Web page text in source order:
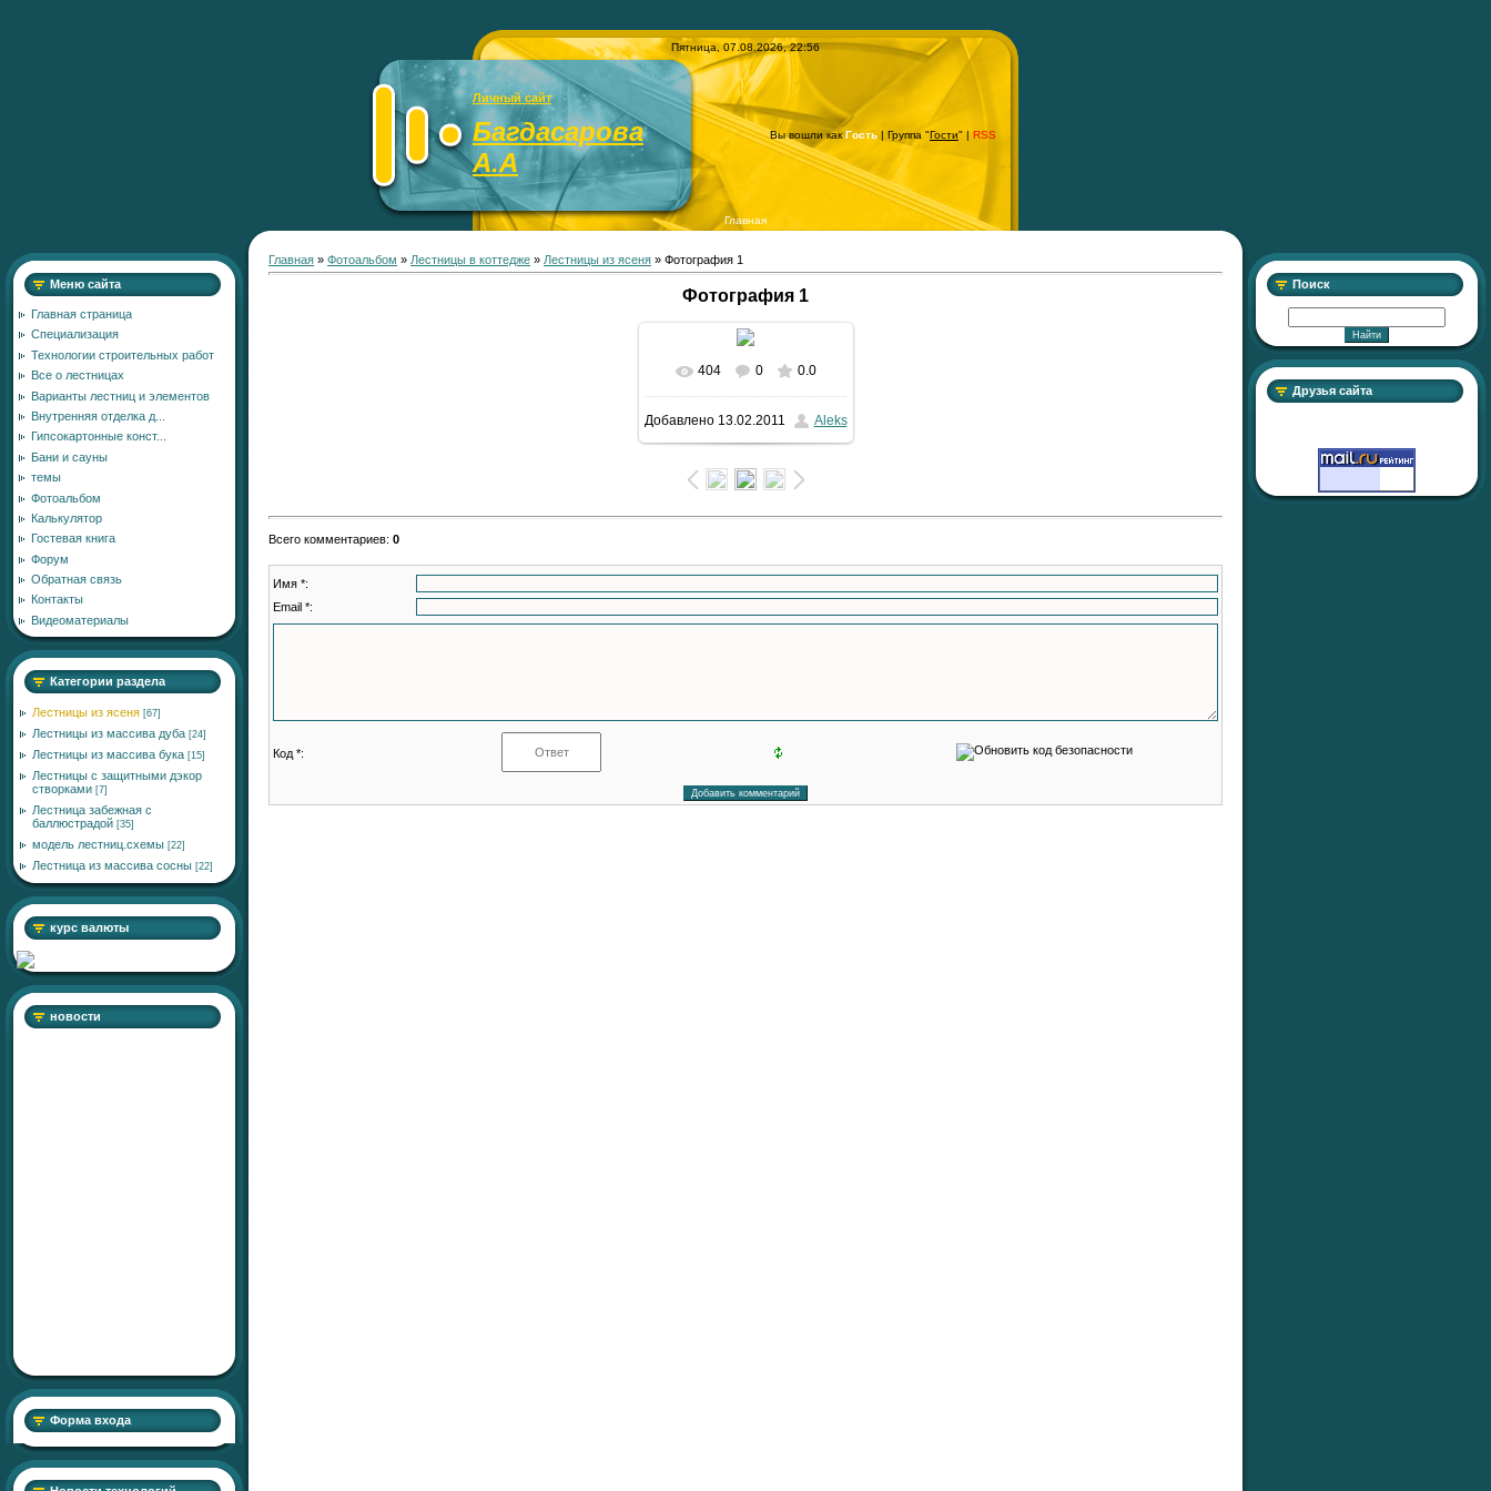
Пятница, 07.08.2026, 22:56
Личный сайт
Багдасарова
А.А
Вы вошли какГость | Группа "Гости" | RSS
Главная
Меню сайта
Главная страница
Специализация
Технологии строительных работ
Все о лестницах
Варианты лестниц и элементов
Внутренняя отделка д...
Гипсокартонные конст...
Бани и сауны
темы
Фотоальбом
Калькулятор
Гостевая книга
Форум
Обратная связь
Контакты
Видеоматериалы
Категории раздела
Лестницы из ясеня [67]
Лестницы из массива дуба [24]
Лестницы из массива бука [15]
Лестницы с защитными дэкор
створками [7]
Лестница забежная с
баллюстрадой [35]
модель лестниц.схемы [22]
Лестница из массива сосны [22]
курс валюты
новости
Форма входа
Главная » Фотоальбом » Лестницы в коттедже » Лестницы из ясеня » Фотография 1
Фотография 1
В реальном размере
1200x1600/ 108.1Kb
404 0 0.0
Добавлено13.02.2011 Aleks
Всего комментариев: 0
Имя *:
Email *:
Код *:
Поиск
Друзья сайта